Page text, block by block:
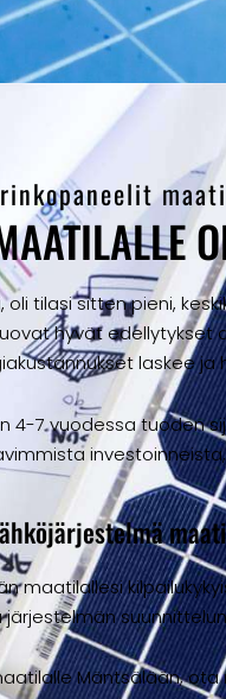
tilasi sitten pieni,
hyvät edellytykset
laskee ja
7 vuodessa tuoden
maatilallesi
Mäntsälään,